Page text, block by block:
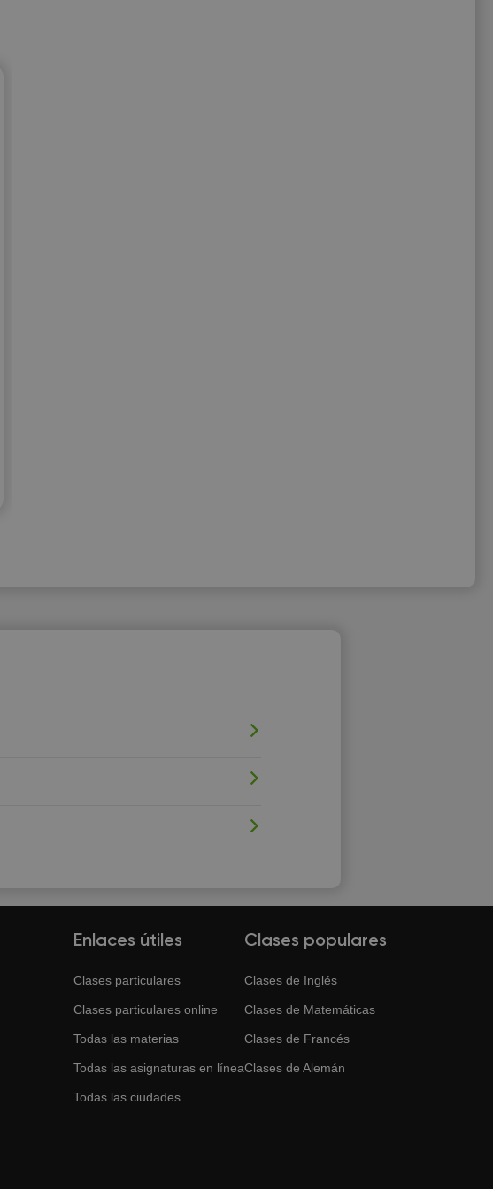
Enlaces útiles
Clases particulares
Clases particulares online
Todas las materias
Todas las asignaturas en línea
Todas las ciudades
Clases populares
Clases de Inglés
Clases de Matemáticas
Clases de Francés
Clases de Alemán